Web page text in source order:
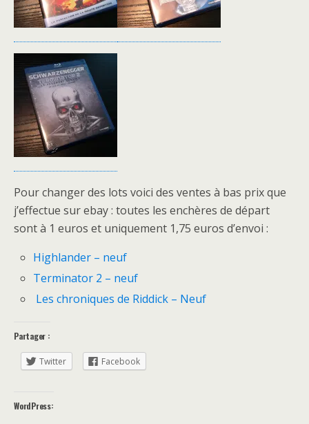
Pour changer des lots voici des ventes à bas prix que
j’effectue sur ebay : toutes les enchères de départ
sont à 1 euros et uniquement 1,75 euros d’envoi :
Highlander – neuf
Terminator 2 – neuf
Les chroniques de Riddick – Neuf
Partager :
Twitter Facebook
WordPress: